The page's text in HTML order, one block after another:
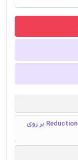
تقسیم بندی موازی تصویر با استفاده از Reduction-Sweeps بر روی